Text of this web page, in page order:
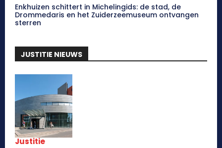
Enkhuizen schittert in Michelingids: de stad, de
Drommedaris en het Zuiderzeemuseum ontvangen
sterren
JUSTITIE NIEUWS
Justitie